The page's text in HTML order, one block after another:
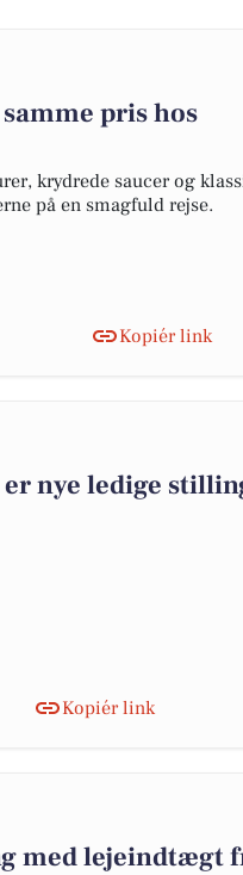
pris hos
krydrede saucer og
på en smagfuld rejse.
Kopiér link
nye ledige
Kopiér link
med lejeindtægt